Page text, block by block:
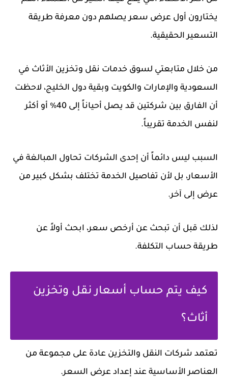
يختارون أول عرض سعر يصلهم دون معرفة طريقة
التسعير الحقيقية.
من خلال متابعتي لسوق خدمات نقل وتخزين الأثاث في
السعودية والإمارات والكويت وبقية دول الخليج، لاحظت
أن الفارق بين شركتين قد يصل أحياناً إلى 40% أو أكثر
لنفس الخدمة تقريباً.
السبب ليس دائماً أن إحدى الشركات تحاول المبالغة في
الأسعار، بل لأن تفاصيل الخدمة تختلف بشكل كبير من
عرض إلى آخر.
لذلك قبل أن تبحث عن أرخص سعر، ابحث أولاً عن
طريقة حساب التكلفة.
كيف يتم حساب أسعار نقل وتخزين
أثاث؟
تعتمد شركات النقل والتخزين عادة على مجموعة من
العناصر الأساسية عند إعداد عرض السعر.